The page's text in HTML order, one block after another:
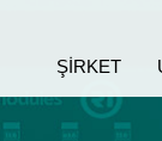
ŞIRKET